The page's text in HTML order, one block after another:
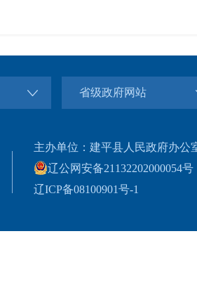
省级政府网站
主办单位：建平县人民政府办公
辽公网安备21132202000054号
辽ICP备08100901号-1